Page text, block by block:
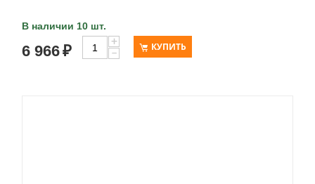
В наличии 10 шт.
6 966₽
+
−
КУПИТЬ